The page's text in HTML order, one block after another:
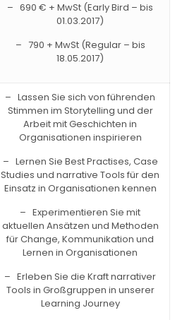
– 690 € + MwSt (Early Bird – bis
01.03.2017)
– 790 + MwSt (Regular – bis
18.05.2017)
– Lassen Sie sich von führenden
Stimmen im Storytelling und der
Arbeit mit Geschichten in
Organisationen inspirieren
– Lernen Sie Best Practises, Case
Studies und narrative Tools für den
Einsatz in Organisationen kennen
– Experimentieren Sie mit
aktuellen Ansätzen und Methoden
für Change, Kommunikation und
Lernen in Organisationen
– Erleben Sie die Kraft narrativer
Tools in Großgruppen in unserer
Learning Journey